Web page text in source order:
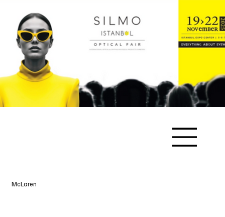
McLaren